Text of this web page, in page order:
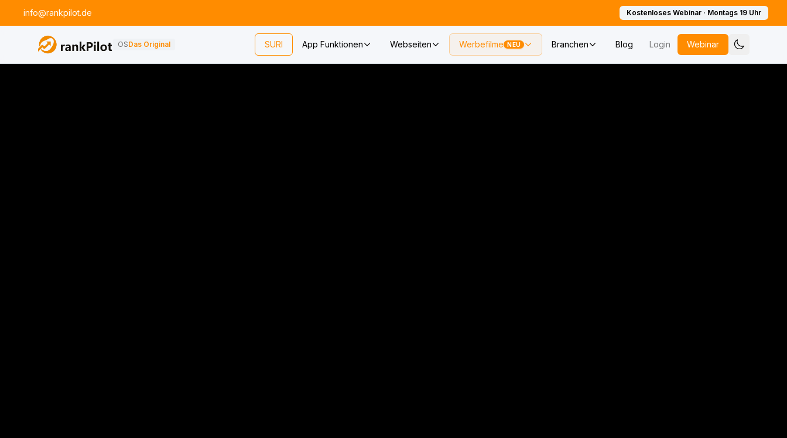
info@rankpilot.de Kostenloses Webinar · Montags 19 Uhr
OSDas Original SURI App Funktionen Webseiten Werbefilme NEU Branchen Blog Login Webinar